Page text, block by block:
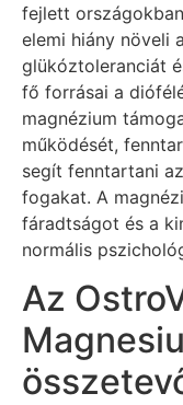
fejlett
elemi hiány növeli
glükóztoleranciát
fő forrásai a
magnézium
működését,
segít fenntartani
fogakat. A
fáradtságot és a
normális
Az